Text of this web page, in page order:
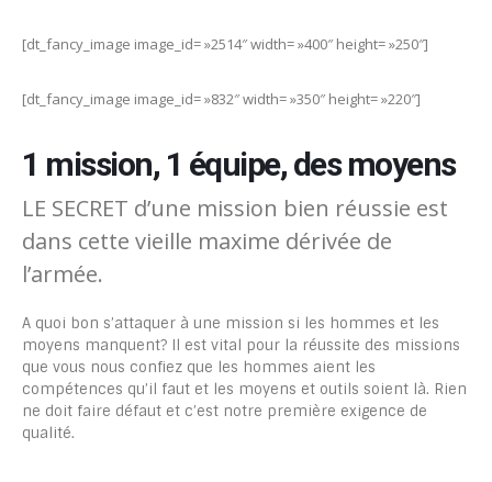
[dt_fancy_image image_id= »2514″ width= »400″ height= »250″]
[dt_fancy_image image_id= »832″ width= »350″ height= »220″]
1 mission, 1 équipe, des moyens
LE SECRET d’une mission bien réussie est
dans cette vieille maxime dérivée de
l’armée.
A quoi bon s’attaquer à une mission si les hommes et les
moyens manquent? Il est vital pour la réussite des missions
que vous nous confiez que les hommes aient les
compétences qu’il faut et les moyens et outils soient là. Rien
ne doit faire défaut et c’est notre première exigence de
qualité.